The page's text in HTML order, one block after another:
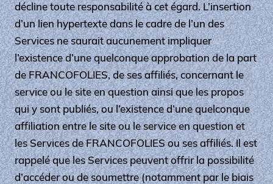
décline toute responsabilité à cet égard. L’insertion
d’un lien hypertexte dans le cadre de l’un des
Services ne saurait aucunement impliquer
l’existence d’une quelconque approbation de la part
de FRANCOFOLIES, de ses affiliés, concernant le
service ou le site en question ainsi que les propos
qui y sont publiés, ou l’existence d’une quelconque
affiliation entre le site ou le service en question et
les Services de FRANCOFOLIES ou ses affiliés. Il est
rappelé que les Services peuvent offrir la possibilité
d’accéder ou de soumettre (notamment par le biais